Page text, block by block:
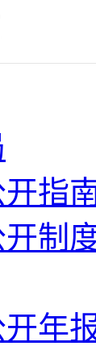
指
制
年